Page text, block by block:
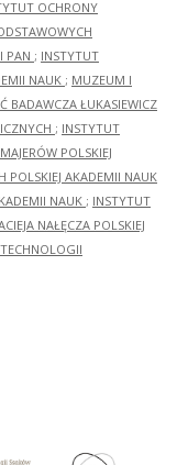
OCHRONY
PAN ; INSTYTUT
NAUK ; MUZEUM I
BADAWCZA ŁUKASIEWICZ
; INSTYTUT
POLSKIEJ
POLSKIEJ AKADEMII NAUK
NAUK ; INSTYTUT
NAŁĘCZA POLSKIEJ